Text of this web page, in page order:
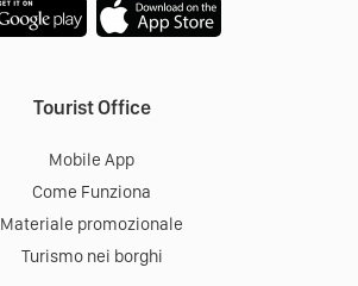
Tourist Office
Mobile App
Come Funziona
Materiale promozionale
Turismo nei borghi